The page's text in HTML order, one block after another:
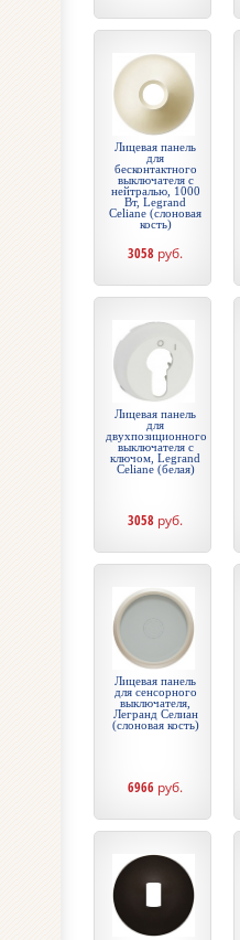
Лицевая панель
для
бесконтактного
выключателя с
нейтралью, 1000
Вт, Legrand
Celiane (слоновая
кость)
3058 руб.
Лицевая панель
для
двухпозиционного
выключателя с
ключом, Legrand
Celiane (белая)
3058 руб.
Лицевая панель
для сенсорного
выключателя,
Легранд Селиан
(слоновая кость)
6966 руб.